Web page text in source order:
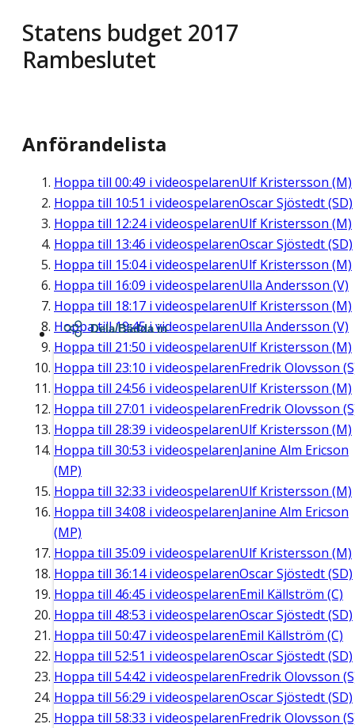
Statens budget 2017
Rambeslutet
Anförandelista
Hoppa till 00:49 i videospelarenUlf Kristersson (M)
Hoppa till 10:51 i videospelarenOscar Sjöstedt (SD)
Hoppa till 12:24i videospelarenUlf Kristersson (M)
Hoppa till 13:46 i videospelarenOscar Sjöstedt (SD)
Hoppa till 15:04i videospelarenUlf Kristersson (M)
Hoppa till 16:09 i videospelarenUlla Andersson (V)
Hoppa till 18:17 i videospelarenUlf Kristersson (M)
Hoppa till19:45i videospelarenUlla Andersson (V)
Hoppa till 21:50 i videospelarenUlf Kristersson (M)
Hoppa till 23:10 i videospelarenFredrik Olovsson
Hoppa till 24:56 i videospelarenUlf Kristersson (M)
Hoppa till 27:01 i videospelarenFredrik Olovsson
Hoppa till 28:39 i videospelarenUlf Kristersson (M)
Hoppa till 30:53 i videospelarenJanine Alm Ericson
(MP)
Hoppa till 32:33 i videospelarenUlf Kristersson (M)
Hoppa till 34:08 i videospelarenJanine Alm Ericson
(MP)
Hoppa till 35:09 i videospelarenUlf Kristersson (M)
Hoppa till 36:14i videospelarenOscar Sjöstedt (SD)
Hoppa till 46:45 i videospelarenEmil Källström (C)
Hoppa till 48:53 i videospelarenOscar Sjöstedt (SD)
Hoppa till 50:47 i videospelarenEmil Källström (C)
Hoppa till 52:51 i videospelarenOscar Sjöstedt (SD)
Hoppa till 54:42 i videospelarenFredrik Olovsson
Hoppa till 56:29 i videospelarenOscar Sjöstedt (SD)
Hoppa till 58:33 i videospelarenFredrik Olovsson
Dela/Bädda in